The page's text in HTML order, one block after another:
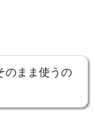
のまま使うの